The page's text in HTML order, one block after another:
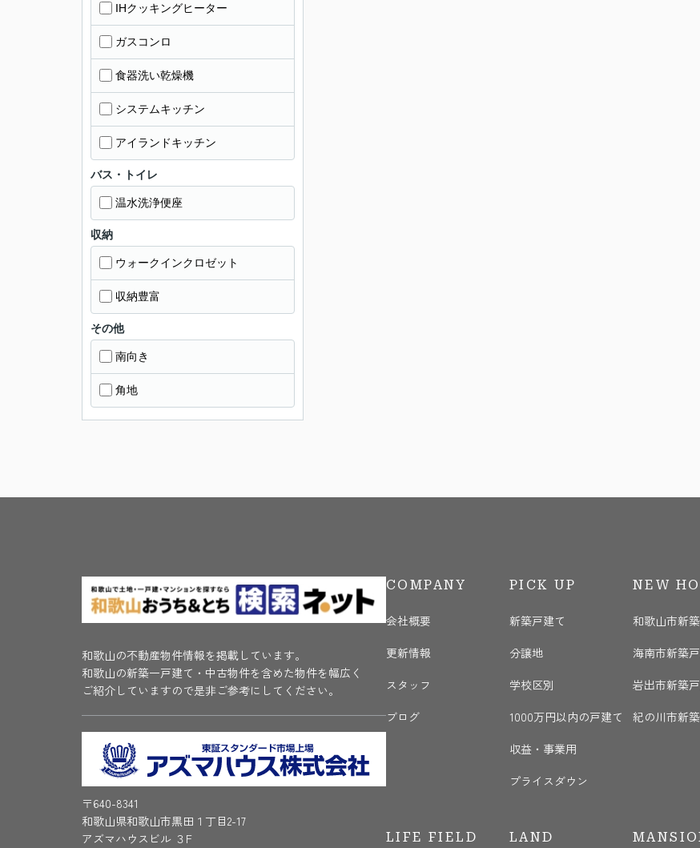
IHクッキングヒーター
ガスコンロ
食器洗い乾燥機
システムキッチン
アイランドキッチン
バス・トイレ
温水洗浄便座
収納
ウォークインクロゼット
収納豊富
その他
南向き
角地
和歌山の不動産物件情報を掲載しています。
和歌山の新築一戸建て・中古物件を含めた物件を幅広く
ご紹介していますので是非ご参考にしてください。
〒640-8341
和歌山県和歌山市黒田１丁目2-17
アズマハウスビル ３F
COMPANY
会社概要
更新情報
スタッフ
ブログ
PICK UP
新築戸建て
分譲地
学校区別
1000万円以内の戸建て
収益・事業用
プライスダウン
NEW
和歌山市新
海南市新築
岩出市新築
紀の川市新
LIFE FIELD LAND